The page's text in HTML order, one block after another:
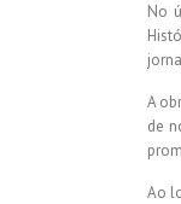
No
A
de
Ao